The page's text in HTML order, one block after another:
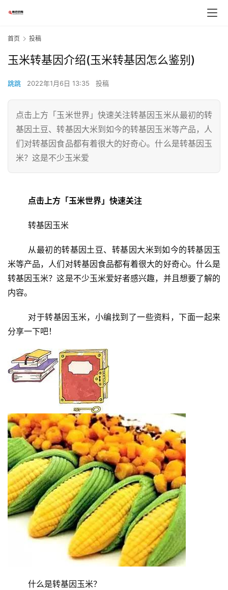
首页 投稿
玉米转基因介绍(玉米转基因怎么鉴别)
跳跳 2022年1月6日 13:35 投稿
点击上方「玉米世界」快速关注转基因玉米从最初的转
基因土豆、转基因大米到如今的转基因玉米等产品，人
们对转基因食品都有着很大的好奇心。什么是转基因玉
米？这是不少玉米爱
点击上方「玉米世界」快速关注
	转基因玉米
米等产品，人们对转基因食品都有着很大的好奇心。什么是
转基因玉米？这是不少玉米爱好者感兴趣，并且想要了解的
内容。
分享一下吧！
	什么是转基因玉米？